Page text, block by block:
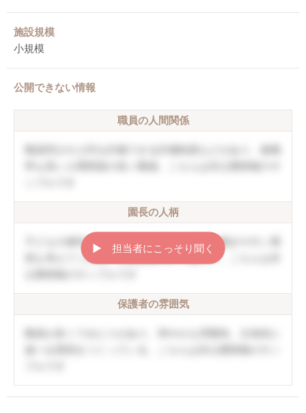
施設規模
小規模
公開できない情報
職員の人間関係
園長の人柄
子どもの個性を伸ばしていく方針。職員の働きやすい環
境も考えてくれる。口調は穏やかで優しい。こちらは非
保護者の雰囲気
▶︎ 担当者にこっそり聞く